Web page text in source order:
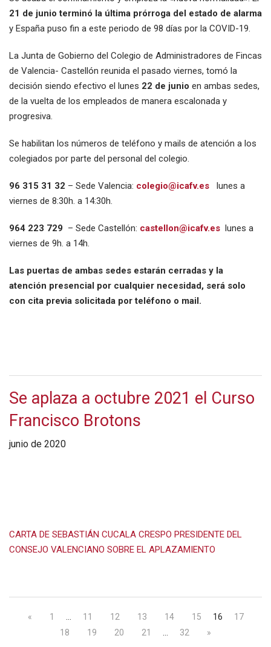
21 de junio terminó la última prórroga del estado de alarma
y España puso fin a este periodo de 98 días por la COVID-19.
La Junta de Gobierno del Colegio de Administradores de Fincas
de Valencia- Castellón reunida el pasado viernes, tomó la
decisión siendo efectivo el lunes 22 de junio en ambas sedes,
de la vuelta de los empleados de manera escalonada y
progresiva.
Se habilitan los números de teléfono y mails de atención a los
colegiados por parte del personal del colegio.
96 315 31 32 – Sede Valencia: colegio@icafv.es
lunes a
viernes de 8:30h. a 14:30h.
964 223 729 – Sede Castellón: castellon@icafv.es lunes a
viernes de 9h. a 14h.
Las puertas de ambas sedes estarán cerradas y la
atención presencial por cualquier necesidad, será solo
con cita previa solicitada por teléfono o mail.
Se aplaza a octubre 2021 el Curso
Francisco Brotons
junio de 2020
CARTA DE SEBASTIÁN CUCALA CRESPO PRESIDENTE DEL
CONSEJO VALENCIANO SOBRE EL APLAZAMIENTO
« 1 … 11 12 13 14 15 16
17
18
19 20 21 … 32 »